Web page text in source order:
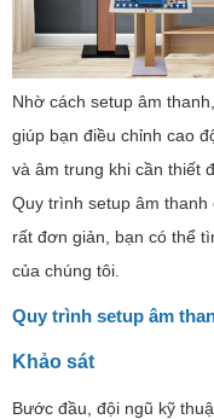
Nhờ cách setup âm
giúp bạn điều chỉnh cao
và âm trung khi cần thiết
Quy trình setup âm thanh
rất đơn giản, bạn có thể
của chúng tôi.
Quy trình setup âm
Khảo sát
Bước đầu, đội ngũ kỹ